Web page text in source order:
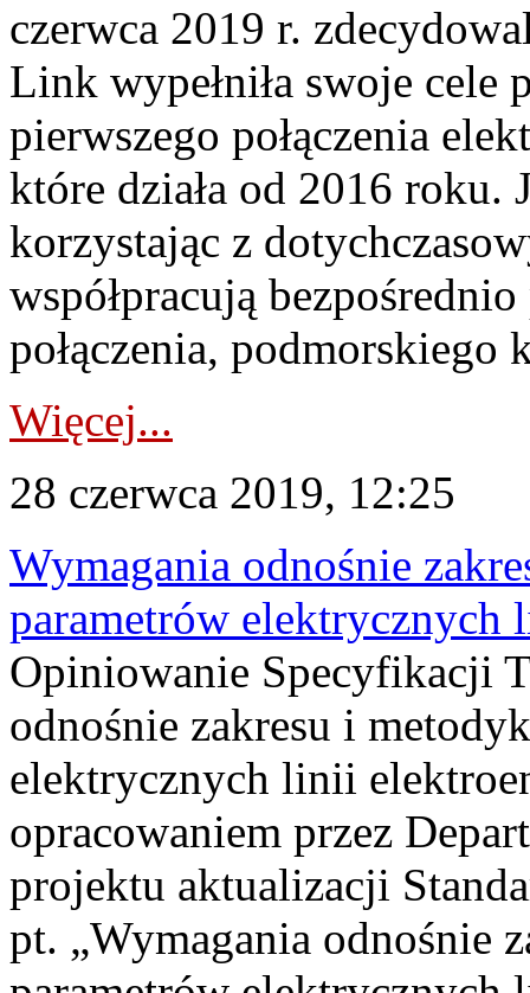
czerwca 2019 r.
Link wypełniła swoje cele
pierwszego połączenia
które działa od 2016 roku.
korzystając z
współpracują
połączenia, podmorskiego
Więcej...
28 czerwca 2019, 12:25
Wymagania odnośnie
parametrów elektrycznych
Opiniowanie Specyfikacji
odnośnie zakresu i
elektrycznych linii
opracowaniem przez
projektu aktualizacji
pt. „Wymagania odnośnie